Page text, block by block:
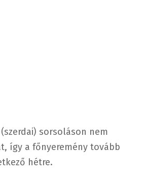
sorsoláson nem
így a főnyeremény tovább
hétre.